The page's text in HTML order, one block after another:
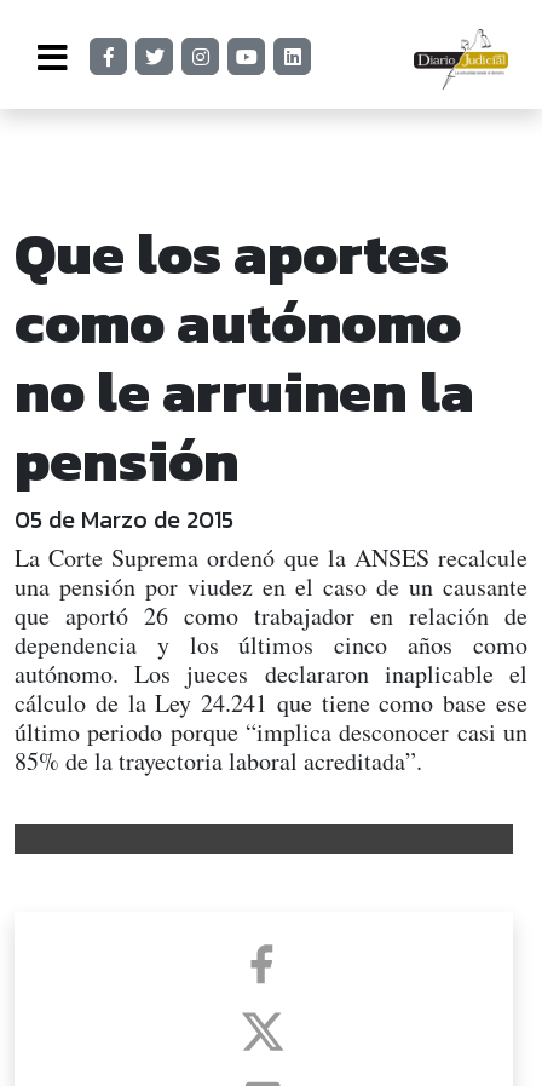
Que los aportes
como autónomo
no le arruinen la
pensión
05 de Marzo de 2015
La Corte Suprema ordenó que la ANSES recalcule
una pensión por viudez en el caso de un causante
que aportó 26 como trabajador en relación de
dependencia y los últimos cinco años como
autónomo. Los jueces declararon inaplicable el
cálculo de la Ley 24.241 que tiene como base ese
último periodo porque “implica desconocer casi un
85% de la trayectoria laboral acreditada”.